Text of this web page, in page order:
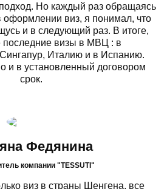
Но каждый раз обращаясь
виз, я понимал, что
и в следующий раз. В итоге,
визы в МВЦ : в
Италию и в Испанию.
и в установленный договором
срок.
Федянина
компании "TESSUTI"
виз в страны Шенгена, все